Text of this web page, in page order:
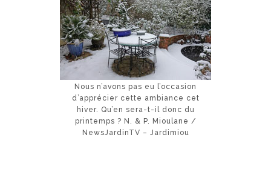
Nous n’avons pas eu l’occasion
d’apprécier cette ambiance cet
hiver. Qu’en sera-t-il donc du
printemps ? N. & P. Mioulane /
NewsJardinTV – Jardimiou